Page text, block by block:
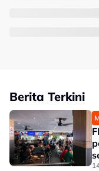
Berita Terkini